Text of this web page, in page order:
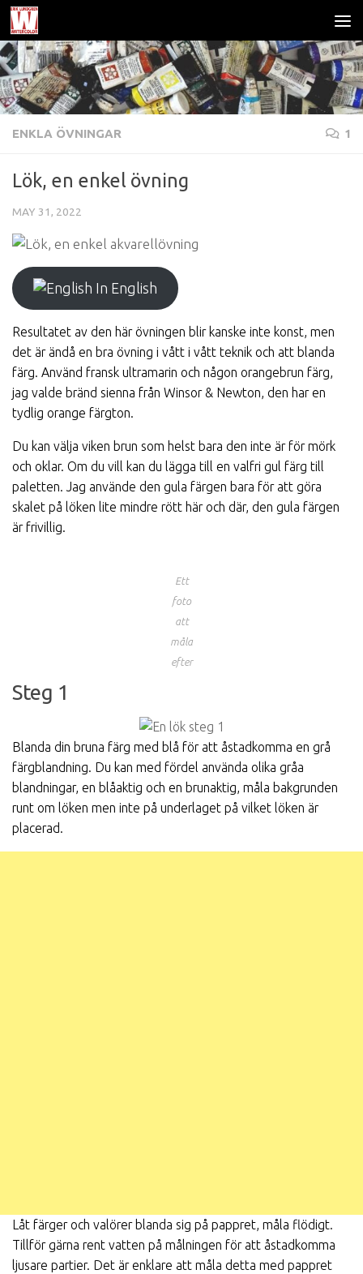
Skip to content
ENKLA ÖVNINGAR 1
Lök, en enkel övning
MAY 31, 2022
In English
Resultatet av den här övningen blir kanske inte konst, men
det är ändå en bra övning i vått i vått teknik och att blanda
färg. Använd fransk ultramarin och någon orangebrun färg,
jag valde bränd sienna från Winsor & Newton, den har en
tydlig orange färgton.
Du kan välja viken brun som helst bara den inte är för mörk
och oklar. Om du vill kan du lägga till en valfri gul färg till
paletten. Jag använde den gula färgen bara för att göra
skalet på löken lite mindre rött här och där, den gula färgen
är frivillig.
Ett
foto
att
måla
efter
Steg 1
Blanda din bruna färg med blå för att åstadkomma en grå
färgblandning. Du kan med fördel använda olika gråa
blandningar, en blåaktig och en brunaktig, måla bakgrunden
runt om löken men inte på underlaget på vilket löken är
placerad.
Låt färger och valörer blanda sig på pappret, måla flödigt.
Tillför gärna rent vatten på målningen för att åstadkomma
ljusare partier. Det är enklare att måla detta med pappret